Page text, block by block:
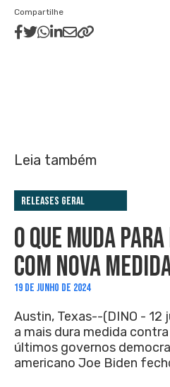
Compartilhe
Leia também
Releases Geral
O QUE MUDA
COM NOVA
19 DE JUNHO DE 2024
Austin, Texas--(DINO -
a mais dura medida
últimos governos
americano Joe Biden